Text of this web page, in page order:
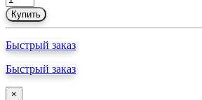
Купить
Быстрый заказ
Быстрый заказ
×